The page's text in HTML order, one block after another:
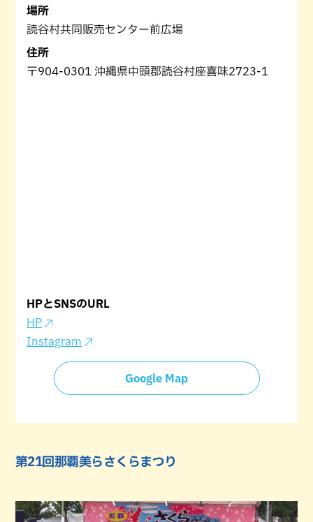
場所
読谷村共同販売センター前広場
住所
〒904-0301 沖縄県中頭郡読谷村座喜味2723-1
HPとSNSのURL
HP
Instagram
Google Map
第21回那覇美らさくらまつり